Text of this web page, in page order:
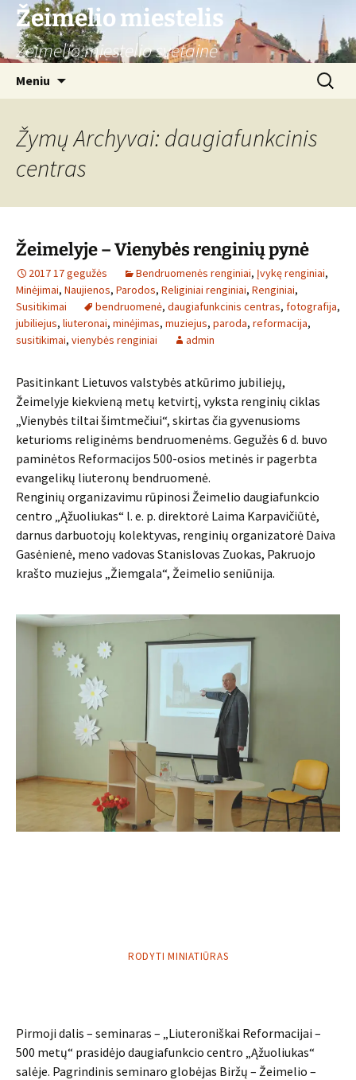
Žeimelio miestelis
Žeimelio miestelio svetainė
Meniu Ieškoti:
Žymų Archyvai: daugiafunkcinis
centras
Žeimelyje – Vienybės renginių pynė
2017 17 gegužės Bendruomenės renginiai, Įvykę renginiai,
Minėjimai, Naujienos, Parodos, Religiniai renginiai, Renginiai,
Susitikimai
bendruomenė, daugiafunkcinis centras, fotografija,
jubiliejus, liuteronai, minėjimas, muziejus, paroda, reformacija,
susitikimai, vienybės renginiai admin
Pasitinkant Lietuvos valstybės atkūrimo jubiliejų,
Žeimelyje kiekvieną metų ketvirtį, vyksta renginių ciklas
„Vienybės tiltai šimtmečiui“, skirtas čia gyvenusioms
keturioms religinėms bendruomenėms. Gegužės 6 d. buvo
paminėtos Reformacijos 500-osios metinės ir pagerbta
evangelikų liuteronų bendruomenė.
Renginių organizavimu rūpinosi Žeimelio daugiafunkcio
centro „Ąžuoliukas“ l. e. p. direktorė Laima Karpavičiūtė,
darnus darbuotojų kolektyvas, renginių organizatorė Daiva
Gasėnienė, meno vadovas Stanislovas Zuokas, Pakruojo
krašto muziejus „Žiemgala“, Žeimelio seniūnija.
RODYTI MINIATIŪRAS
Pirmoji dalis – seminaras – „Liuteroniškai Reformacijai –
500 metų“ prasidėjo daugiafunkcio centro „Ąžuoliukas“
salėje. Pagrindinis seminaro globėjas Biržų – Žeimelio –